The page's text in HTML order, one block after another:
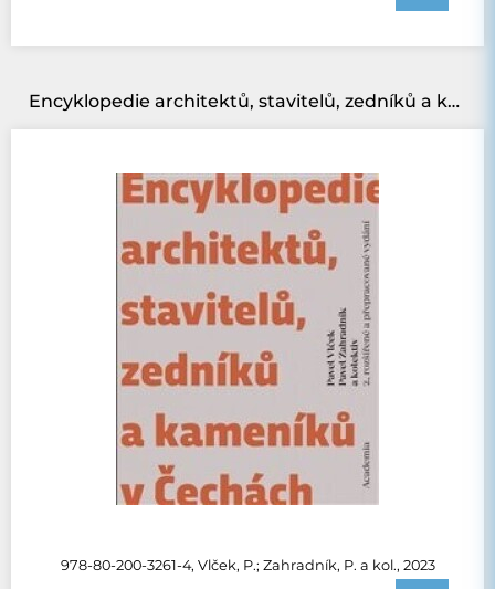
Encyklopedie architektů, stavitelů, zedníků a kameníků v Čechách
978-80-200-3261-4, Vlček, P.; Zahradník, P. a kol., 2023